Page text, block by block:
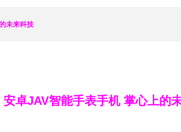
未来科技
安卓JAV智能手表手机 掌心上的